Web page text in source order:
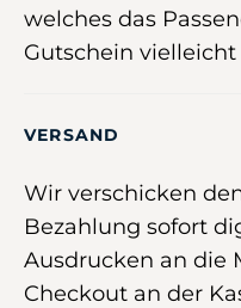
welches das
Gutschein
VERSAND
Wir verschicken
Bezahlung sofort
Ausdrucken an die
Checkout an der